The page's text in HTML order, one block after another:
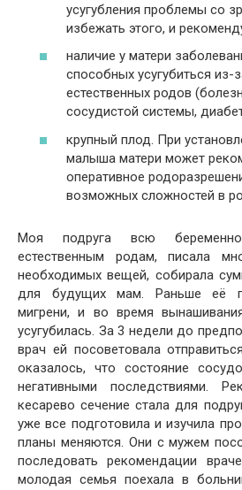
усугубления проблемы со
избежать этого, и
наличие у матери
способных усугубиться из-
естественных родов
сосудистой системы,
крупный плод. При
малыша матери может
оперативное
возможных сложностей в
Моя подруга всю
естественным родам, писала
необходимых вещей, собирала
для будущих мам. Раньше её
мигрени, и во время
усугубилась. За 3 недели до
врач ей посоветовала
оказалось, что состояние
негативными последствиями.
кесарево сечение стала для
уже все подготовила и изучила
планы меняются. Они с мужем
последовать рекомендации
молодая семья поехала в